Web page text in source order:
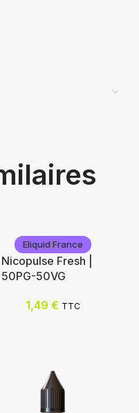
Eliquid France
Nicopulse Fresh |
50PG-50VG
1,49 € TTC